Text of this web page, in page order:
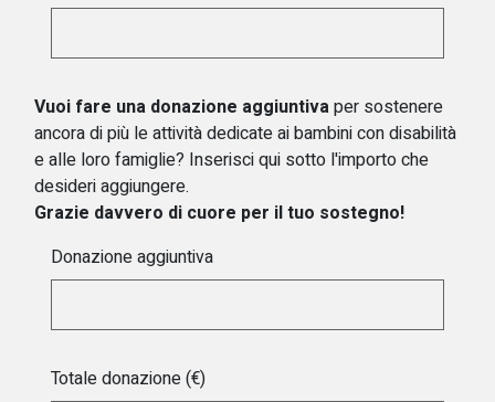
Vuoi fare una donazione aggiuntivaper sostenere
ancora di più le attività dedicate ai bambini con disabilità
e alle loro famiglie? Inserisci qui sotto l'importo che
desideri aggiungere.
Grazie davvero di cuore per il tuo sostegno!
Donazione aggiuntiva
Totale donazione (€)